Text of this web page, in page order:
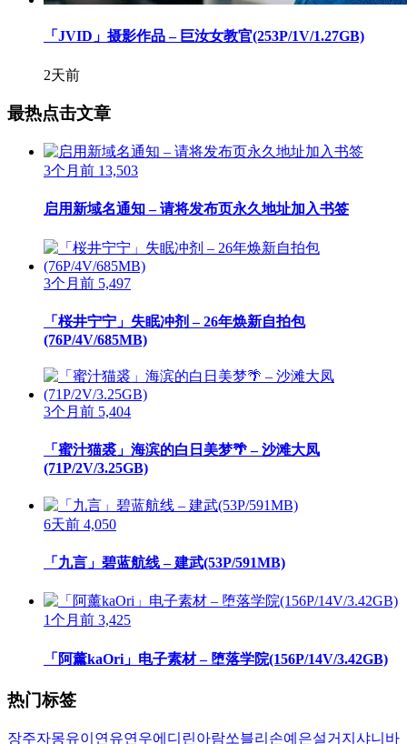
「JVID」摄影作品 – 巨汝女教官(253P/1V/1.27GB)
2天前
最热点击文章
3个月前 13,503
启用新域名通知 – 请将发布页永久地址加入书签
3个月前 5,497
「桜井宁宁」失眠冲剂 – 26年焕新自拍包
(76P/4V/685MB)
3个月前 5,404
「蜜汁猫裘」海滨的白日美梦🌴 – 沙滩大凤
(71P/2V/3.25GB)
6天前 4,050
「九言」碧蓝航线 – 建武(53P/591MB)
1个月前 3,425
「阿薰kaOri」电子素材 – 堕落学院(156P/14V/3.42GB)
热门标签
장주자몽유이 연유연우에디린아람쏘블리 손예은설거지 샤니 바